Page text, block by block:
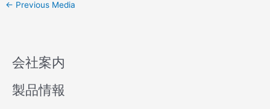
← Previous Media
会社案内
製品情報